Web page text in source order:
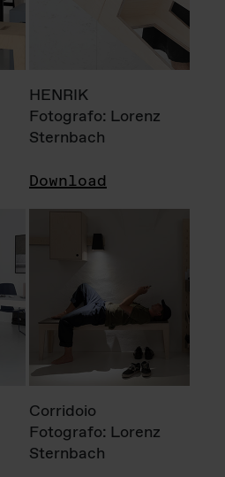
HENRIK
Fotografo: Lorenz
Sternbach
Download
Corridoio
Fotografo: Lorenz
Sternbach